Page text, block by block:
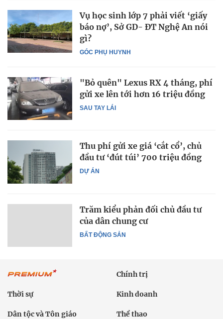
GÓC PHỤ HUYNH
Vụ học sinh lớp 7 phải viết ‘giấy
báo nợ’, Sở GD- ĐT Nghệ An nói
gì?
SAU TAY LÁI
"Bỏ quên" Lexus RX 4 tháng, phí
gửi xe lên tới hơn 16 triệu đồng
DỰ ÁN
Thu phí gửi xe giá ‘cắt cổ’, chủ
đầu tư ‘đút túi’ 700 triệu đồng
BẤT ĐỘNG SẢN
Trăm kiểu phản đối chủ đầu tư
của dân chung cư
Chính trị
Thời sự Kinh doanh
Dân tộc và Tôn giáo Thể thao